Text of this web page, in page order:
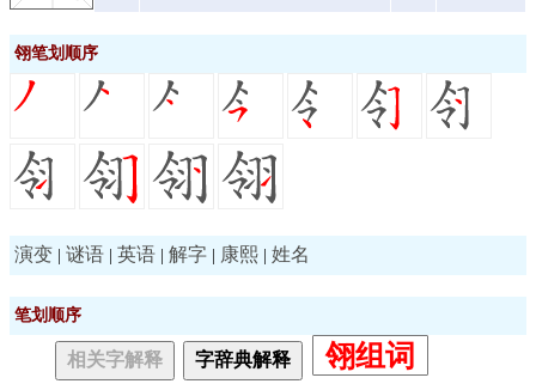
翎笔划顺序
演变 | 谜语 | 英语 | 解字 | 康熙 | 姓名
笔划顺序
相关字解释 字辞典解释 翎组词